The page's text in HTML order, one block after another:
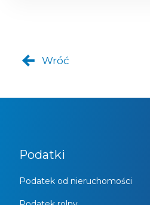
Wróć
Podatki
Podatek od nieruchomości